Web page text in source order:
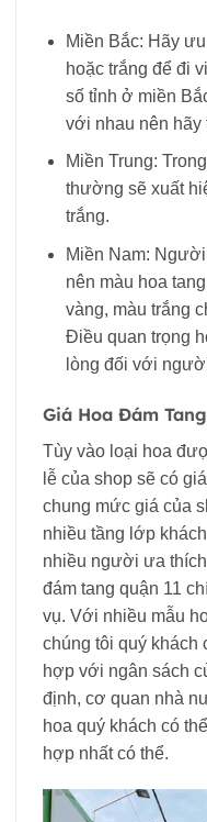
Miền Bắc: Hãy
hoặc trắng để đi
số tỉnh ở miền
với nhau nên hãy
Miền Trung:
thường sẽ xuất
trắng.
Miền Nam:
nên màu hoa
vàng, màu trắng
Điều quan trọng
lòng đối với
Giá Hoa Đám
Tùy vào loại hoa
lễ của shop sẽ có
chung mức giá của
nhiều tầng lớp
nhiều người ưa
đám tang quận 11
vụ. Với nhiều mẫu
chúng tôi quý khách
hợp với ngân sách
định, cơ quan nhà
hoa quý khách có
hợp nhất có thể.